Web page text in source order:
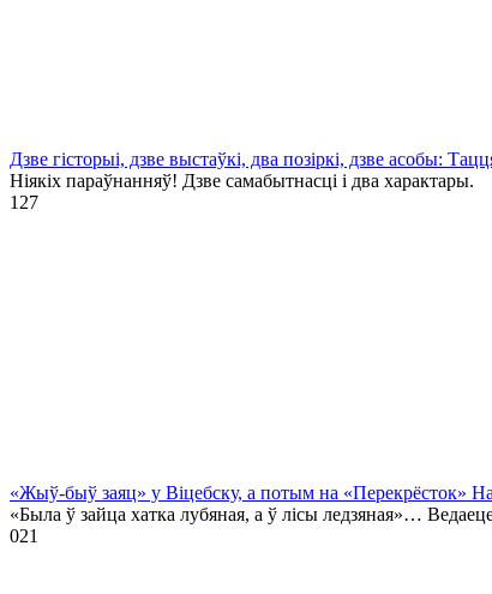
Дзве гісторыі, дзве выстаўкі, два позіркі, дзве асобы:
Ніякіх параўнанняў! Дзве самабытнасці і два характары.
1 27
«Жыў-быў заяц» у Віцебску, а потым на «Перекрёсток»
«Была ў зайца хатка лубяная, а ў лісы ледзяная»…
021